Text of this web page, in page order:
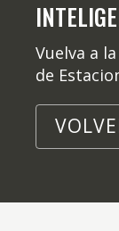
Vuelva a
de